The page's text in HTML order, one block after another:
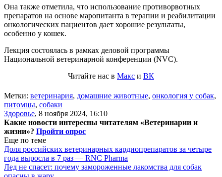
Она также отметила, что использование противорвотных
препаратов на основе маропитанта в терапии и реабилитации
онкологических пациентов дает хорошие результаты,
особенно у кошек.
Лекция состоялась в рамках деловой программы
Национальной ветеринарной конференции (NVC).
Читайте нас в Макс и ВК
Метки: ветеринария, домашние животные, онкология у собак,
питомцы, собаки
Здоровье, 8 ноября 2024, 16:10
Какие новости интересны читателям «Ветеринарии и
жизни»? Пройти опрос
Еще по теме
Доля российских ветеринарных кардиопрепаратов за четыре
года выросла в 7 раз — RNC Pharma
Лед не спасет: почему замороженные лакомства для собак